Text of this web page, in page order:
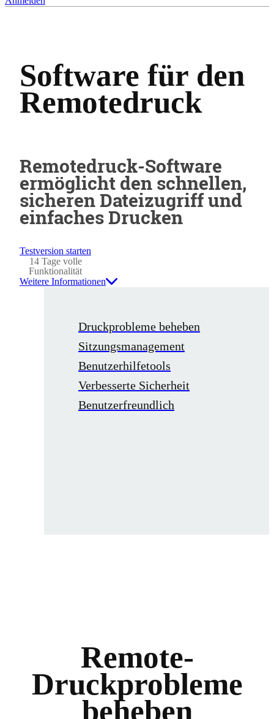
Software für den
Remotedruck
Remotedruck-Software
ermöglicht den schnellen,
sicheren Dateizugriff und
einfaches Drucken
Testversion starten
14 Tage volle
Funktionalität
Weitere Informationen
Druckprobleme beheben
Sitzungsmanagement
Benutzerhilfetools
Verbesserte Sicherheit
Benutzerfreundlich
Remote-
Druckprobleme
beheben